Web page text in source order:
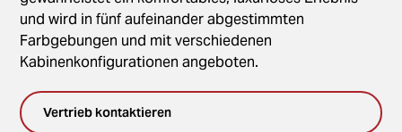
und wird in fünf aufeinander abgestimmten
Farbgebungen und mit verschiedenen
Kabinenkonfigurationen angeboten.
Vertrieb kontaktieren